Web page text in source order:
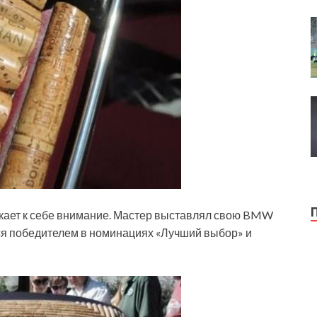
к себе внимание. Мастер выставлял свою BMW
победителем в номинациях «Лучший выбор» и